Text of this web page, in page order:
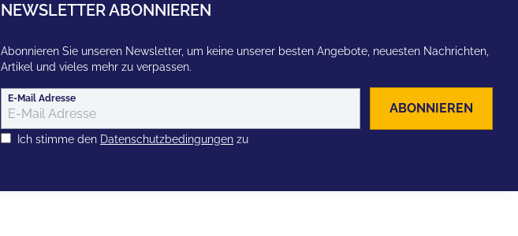
NEWSLETTER ABONNIEREN
Abonnieren Sie unseren Newsletter, um keine unserer besten Angebote, neuesten Nachrichten,
Artikel und vieles mehr zu verpassen.
E-Mail Adresse
ABONNIEREN
Ich stimme den Datenschutzbedingungen zu